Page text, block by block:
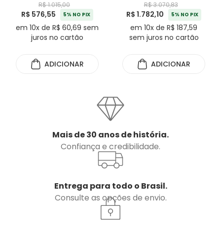
R$ 1.015,00
R$ 576,55 5% NO PIX
em 10x de R$ 60,69 sem
juros no cartão
ADICIONAR
R$ 3.070,83
R$ 1.782,10 5% NO PIX
em 10x de R$ 187,59
sem juros no cartão
ADICIONAR
Mais de 30 anos de história.
Confiança e credibilidade.
Entrega para todo o Brasil.
Consulte as opções de envio.